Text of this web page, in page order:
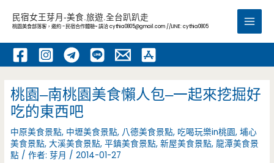
內
民宿女王芽月-美食.旅遊.全台趴趴走
桃園美食部落客，邀約 -民宿合作體驗~ 請洽cythia0805@gmail.com //LINE: cythia0805
Main
桃園–南桃園美食懶人包–一起來挖掘好
吃的東西吧
中原美食景點, 中壢美食景點, 八德美食景點, 吃喝玩樂in桃園,埔心
美食景點,大溪美食景點,平鎮美食景點,新屋美食景點,龍潭美食景
點 / 作者:芽月 /2014-01-27